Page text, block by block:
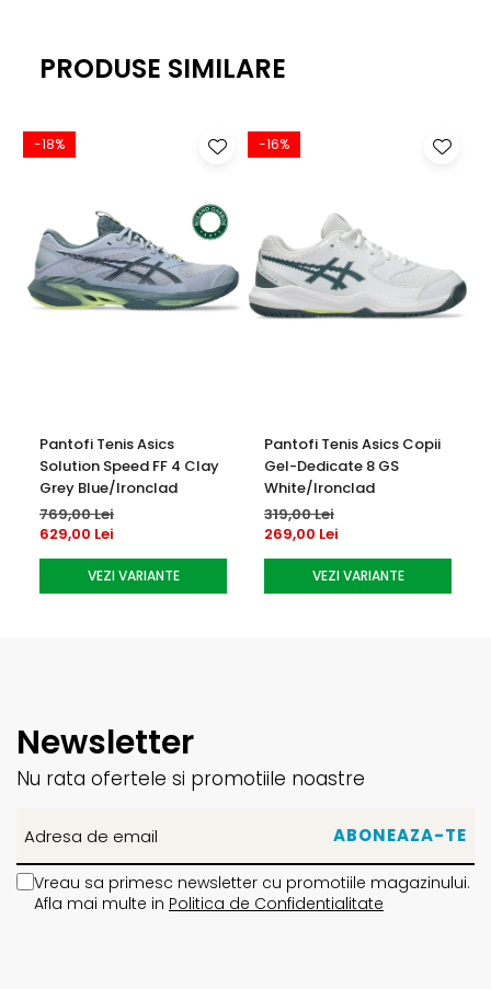
PRODUSE SIMILARE
-18%
Pantofi Tenis Asics
Solution Speed FF 4 Clay
Grey Blue/Ironclad
769,00 Lei
629,00 Lei
VEZI VARIANTE
-16%
Pantofi Tenis Asics Copii
Gel-Dedicate 8 GS
White/Ironclad
319,00 Lei
269,00 Lei
VEZI VARIANTE
Newsletter
Nu rata ofertele si promotiile noastre
Vreau sa primesc newsletter cu promotiile magazinului.
Afla mai multe in Politica de Confidentialitate